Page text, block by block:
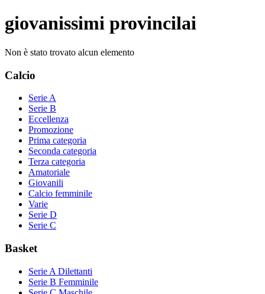
giovanissimi provincilai
Non è stato trovato alcun elemento
Calcio
Serie A
Serie B
Eccellenza
Promozione
Prima categoria
Seconda categoria
Terza categoria
Amatoriale
Giovanili
Calcio femminile
Varie
Serie D
Serie C
Basket
Serie A Dilettanti
Serie B Femminile